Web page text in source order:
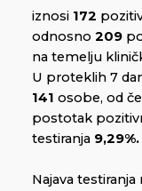
iznosi 172
odnosno 209
na temelju
U proteklih 7
141 osobe, od
postotak
testiranja 9,29%.
Najava